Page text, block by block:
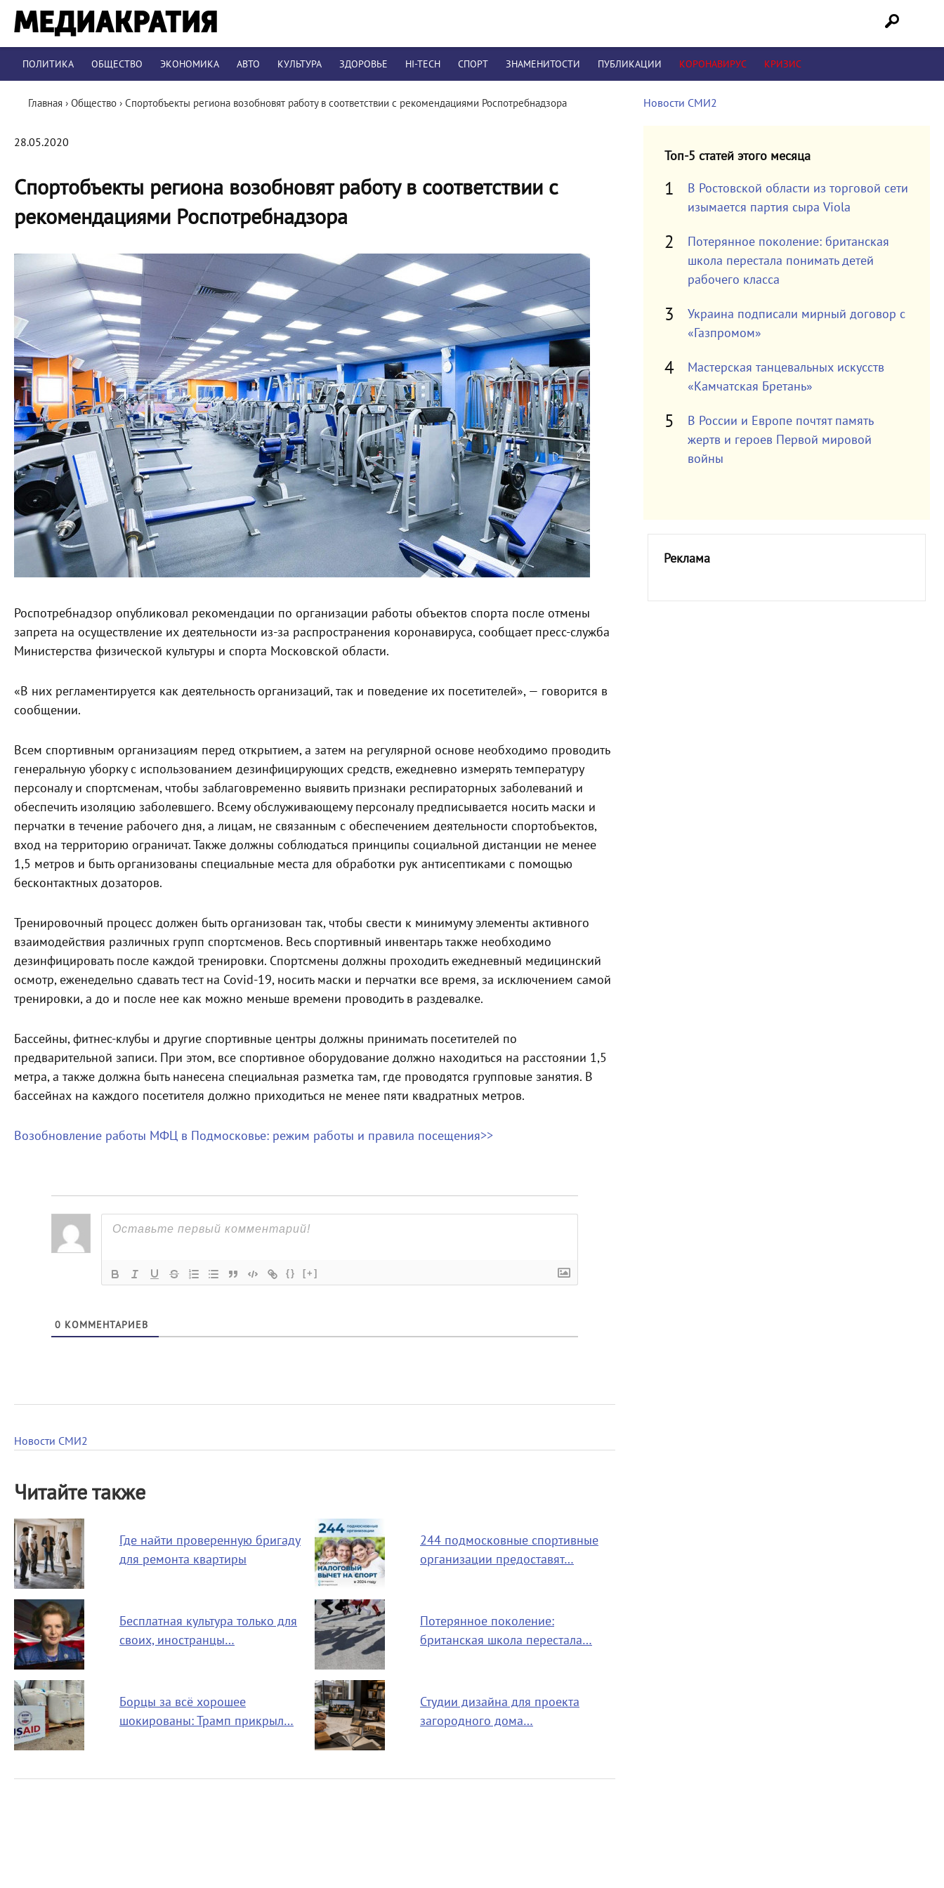
ПОЛИТИКА ОБЩЕСТВО ЭКОНОМИКА АВТО КУЛЬТУРА ЗДОРОВЬЕ HI-TECH СПОРТ ЗНАМЕНИТОСТИ ПУБЛИКАЦИИ КОРОНАВИРУС КРИЗИС
Главная › Общество › Спортобъекты региона возобновят работу в соответствии с рекомендациями Роспотребнадзора
28.05.2020
Спортобъекты региона возобновят работу в соответствии с
рекомендациями Роспотребнадзора
Роспотребнадзор опубликовал рекомендации по организации работы объектов спорта после отмены
запрета на осуществление их деятельности из-за распространения коронавируса, сообщает пресс-служба
Министерства физической культуры и спорта Московской области.
«В них регламентируется как деятельность организаций, так и поведение их посетителей», — говорится в
сообщении.
Всем спортивным организациям перед открытием, а затем на регулярной основе необходимо проводить
генеральную уборку с использованием дезинфицирующих средств, ежедневно измерять температуру
персоналу и спортсменам, чтобы заблаговременно выявить признаки респираторных заболеваний и
обеспечить изоляцию заболевшего. Всему обслуживающему персоналу предписывается носить маски и
перчатки в течение рабочего дня, а лицам, не связанным с обеспечением деятельности спортобъектов,
вход на территорию ограничат. Также должны соблюдаться принципы социальной дистанции не менее
1,5 метров и быть организованы специальные места для обработки рук антисептиками с помощью
бесконтактных дозаторов.
Тренировочный процесс должен быть организован так, чтобы свести к минимуму элементы активного
взаимодействия различных групп спортсменов. Весь спортивный инвентарь также необходимо
дезинфицировать после каждой тренировки. Спортсмены должны проходить ежедневный медицинский
осмотр, еженедельно сдавать тест на Covid-19, носить маски и перчатки все время, за исключением самой
тренировки, а до и после нее как можно меньше времени проводить в раздевалке.
Бассейны, фитнес-клубы и другие спортивные центры должны принимать посетителей по
предварительной записи. При этом, все спортивное оборудование должно находиться на расстоянии 1,5
метра, а также должна быть нанесена специальная разметка там, где проводятся групповые занятия. В
бассейнах на каждого посетителя должно приходиться не менее пяти квадратных метров.
Возобновление работы МФЦ в Подмосковье: режим работы и правила посещения>>
{} [+]
0 КОММЕНТАРИЕВ
Новости СМИ2
Читайте также
Где найти проверенную бригаду
для ремонта квартиры
244 подмосковные спортивные
организации предоставят…
Бесплатная культура только для
своих, иностранцы…
Потерянное поколение:
британская школа перестала…
Борцы за всё хорошее
шокированы: Трамп прикрыл…
Студии дизайна для проекта
загородного дома…
Новости СМИ2
Топ-5 статей этого месяца
В Ростовской области из торговой сети
изымается партия сыра Viola
Потерянное поколение: британская
школа перестала понимать детей
рабочего класса
Украина подписали мирный договор с
«Газпромом»
Мастерская танцевальных искусств
«Камчатская Бретань»
В России и Европе почтят память
жертв и героев Первой мировой
войны
Реклама